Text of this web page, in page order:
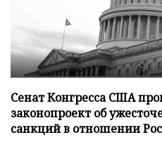
Сенат Конгресса США
законопроект об
санкций в отношении